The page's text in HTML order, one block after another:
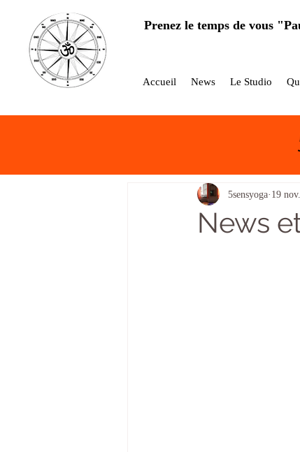
Prenez le temps de vous
Accueil News Le Studio
News
5sensyoga 19